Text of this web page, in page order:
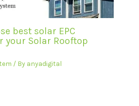
best solar EPC
your Solar Rooftop
/ By anyadigital